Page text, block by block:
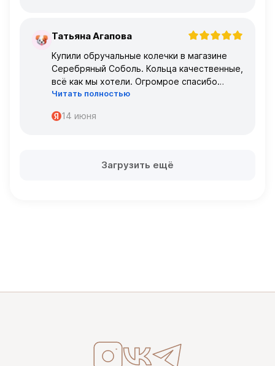
Т Татьяна Агапова
Купили обручальные колечки в магазине
Серебряный Соболь. Кольца качественные,
всё как мы хотели. Огромрое спасибо
персоналу за работу с нами!
Читать полностью
14 июня
Загрузить ещё